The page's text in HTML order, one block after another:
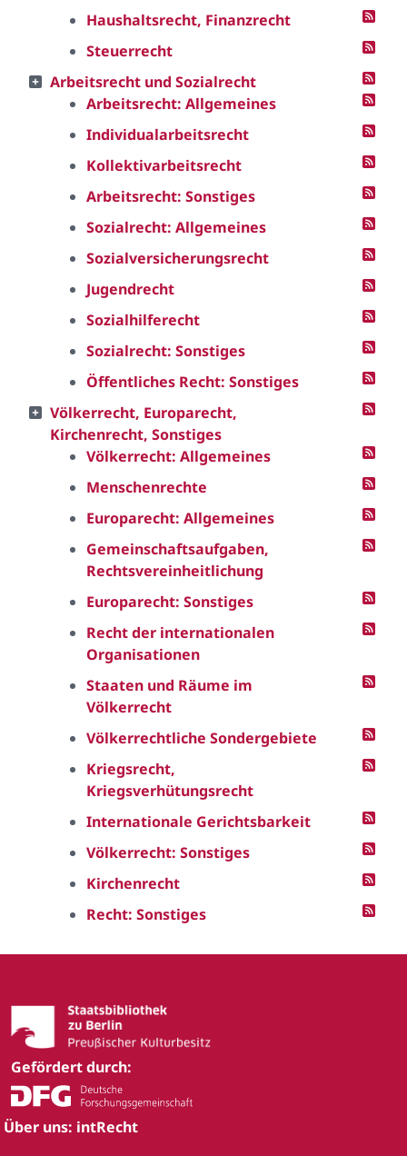
Haushaltsrecht, Finanzrecht
Steuerrecht
Arbeitsrecht und Sozialrecht
Arbeitsrecht: Allgemeines
Individualarbeitsrecht
Kollektivarbeitsrecht
Arbeitsrecht: Sonstiges
Sozialrecht: Allgemeines
Sozialversicherungsrecht
Jugendrecht
Sozialhilferecht
Sozialrecht: Sonstiges
Öffentliches Recht: Sonstiges
Völkerrecht, Europarecht,
Kirchenrecht, Sonstiges
Völkerrecht: Allgemeines
Menschenrechte
Europarecht: Allgemeines
Gemeinschaftsaufgaben,
Rechtsvereinheitlichung
Europarecht: Sonstiges
Recht der internationalen
Organisationen
Staaten und Räume im
Völkerrecht
Völkerrechtliche Sondergebiete
Kriegsrecht,
Kriegsverhütungsrecht
Internationale Gerichtsbarkeit
Völkerrecht: Sonstiges
Kirchenrecht
Recht: Sonstiges
Gefördert durch:
Über uns: intRecht